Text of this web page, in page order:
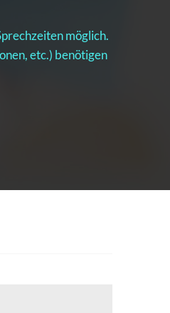
möglich.
etc.) benötigen